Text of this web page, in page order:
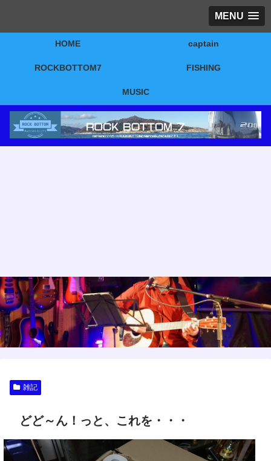
MENU
HOME captain
ROCKBOTTOM7 FISHING
MUSIC
雑記
どど～ん！っと、これを・・・